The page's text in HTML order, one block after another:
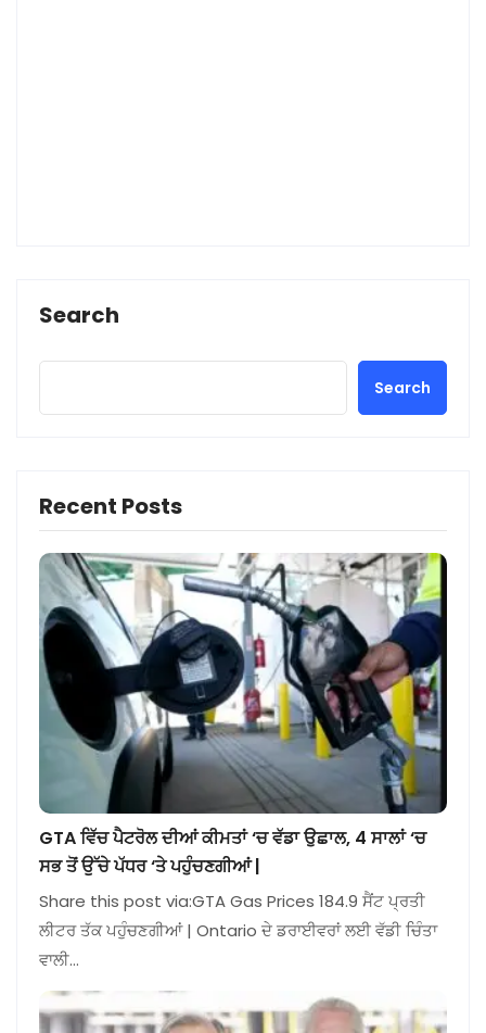
Search
Search
Recent Posts
GTA ਵਿੱਚ ਪੈਟਰੋਲ ਦੀਆਂ ਕੀਮਤਾਂ ‘ਚ ਵੱਡਾ ਉਛਾਲ, 4 ਸਾਲਾਂ ‘ਚ
ਸਭ ਤੋਂ ਉੱਚੇ ਪੱਧਰ ‘ਤੇ ਪਹੁੰਚਣਗੀਆਂ |
Share this post via:GTA Gas Prices 184.9 ਸੈਂਟ ਪ੍ਰਤੀ
ਲੀਟਰ ਤੱਕ ਪਹੁੰਚਣਗੀਆਂ | Ontario ਦੇ ਡਰਾਈਵਰਾਂ ਲਈ ਵੱਡੀ ਚਿੰਤਾ
ਵਾਲੀ…